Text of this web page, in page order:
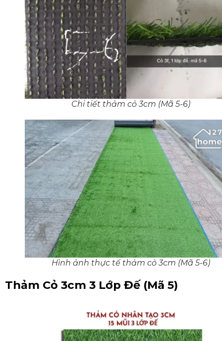
Chi tiết thảm cỏ 3cm (Mã 5-6)
Hình ảnh thực tế thảm cỏ 3cm (Mã 5-6)
Thảm Cỏ 3cm 3 Lớp Đế (Mã 5)